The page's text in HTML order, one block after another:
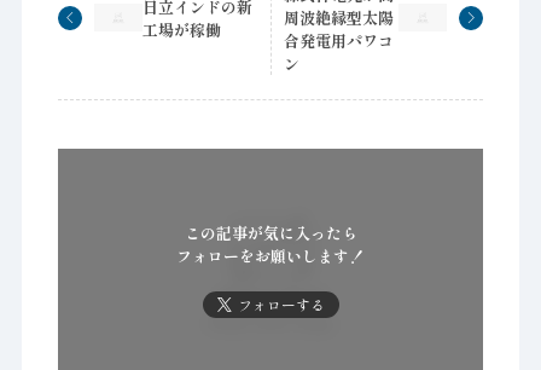
日立インドの新
工場が稼働
周波絶縁型太陽
合発電用パワコ
ン
この記事が気に入ったら
フォローをお願いします！
フォローする